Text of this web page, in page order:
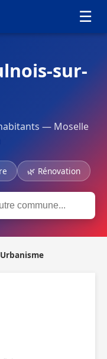
☰
sur-
— Moselle
🌿 Rénovation
Urbanisme